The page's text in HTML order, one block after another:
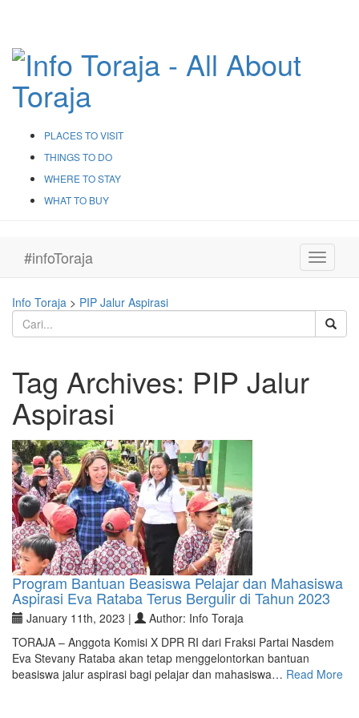
PLACES TO VISIT
THINGS TO DO
WHERE TO STAY
WHAT TO BUY
Toggle
#infoToraja
Info Toraja > PIP Jalur Aspirasi
Tag Archives: PIP Jalur
Aspirasi
Program Bantuan Beasiswa Pelajar dan Mahasiswa
Aspirasi Eva Rataba Terus Bergulir di Tahun 2023
January 11th, 2023 |
Author: Info Toraja
TORAJA – Anggota Komisi X DPR RI dari Fraksi Partai Nasdem
Eva Stevany Rataba akan tetap menggelontorkan bantuan
beasiswa jalur aspirasi bagi pelajar dan mahasiswa… Read More